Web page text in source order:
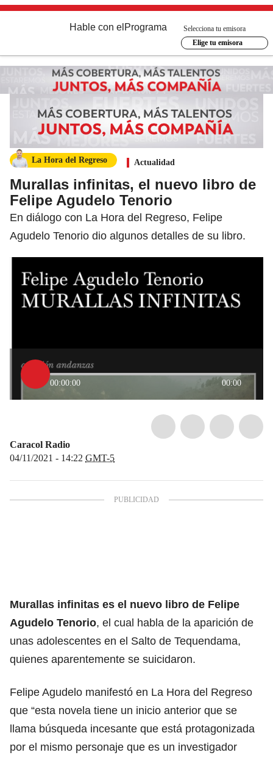
Hable con el Programa
Selecciona tu emisora
Elige tu emisora
La Hora del Regreso Actualidad
Murallas infinitas, el nuevo libro de
Felipe Agudelo Tenorio
En diálogo con La Hora del Regreso, Felipe
Agudelo Tenorio dio algunos detalles de su libro.
00:00:00 00:00
Caracol Radio
04/11/2021 - 14:22 GMT-5
Murallas infinitas es el nuevo libro de Felipe
Agudelo Tenorio, el cual habla de la aparición de
unas adolescentes en el Salto de Tequendama,
quienes aparentemente se suicidaron.
Felipe Agudelo manifestó en La Hora del Regreso
que “esta novela tiene un inicio anterior que se
llama búsqueda incesante que está protagonizada
por el mismo personaje que es un investigador